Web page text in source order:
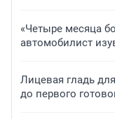
«Четыре месяца
автомобилист
Лицевая гладь
до первого